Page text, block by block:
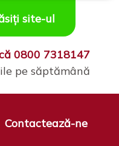
site-ul
0800 7318147
pe săptămână
Contactează-ne